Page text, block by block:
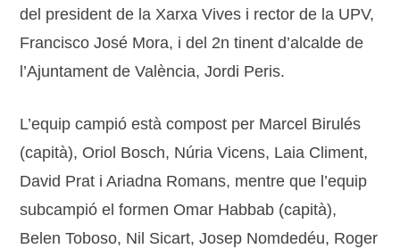
del president de la Xarxa Vives i rector de la UPV,
Francisco José Mora, i del 2n tinent d’alcalde de
l’Ajuntament de València, Jordi Peris.
L’equip campió està compost per Marcel Birulés
(capità), Oriol Bosch, Núria Vicens, Laia Climent,
David Prat i Ariadna Romans, mentre que l’equip
subcampió el formen Omar Habbab (capità),
Belen Toboso, Nil Sicart, Josep Nomdedéu, Roger